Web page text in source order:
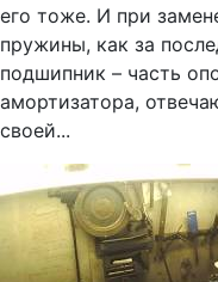
его тоже. И при
пружины, как за
подшипник – часть
амортизатора,
своей...